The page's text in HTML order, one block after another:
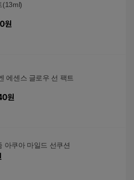
(13ml)
원
에센스 글로우 선 팩트
원
아쿠아 마일드 선쿠션